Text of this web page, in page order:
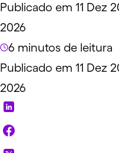
Publicado em 11 Dez
2026
6 minutos de leitura
Publicado em 11 Dez
2026